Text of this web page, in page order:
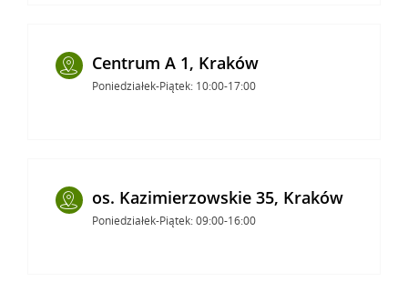
Centrum A 1, Kraków
Poniedziałek-Piątek: 10:00-17:00
os. Kazimierzowskie 35, Kraków
Poniedziałek-Piątek: 09:00-16:00